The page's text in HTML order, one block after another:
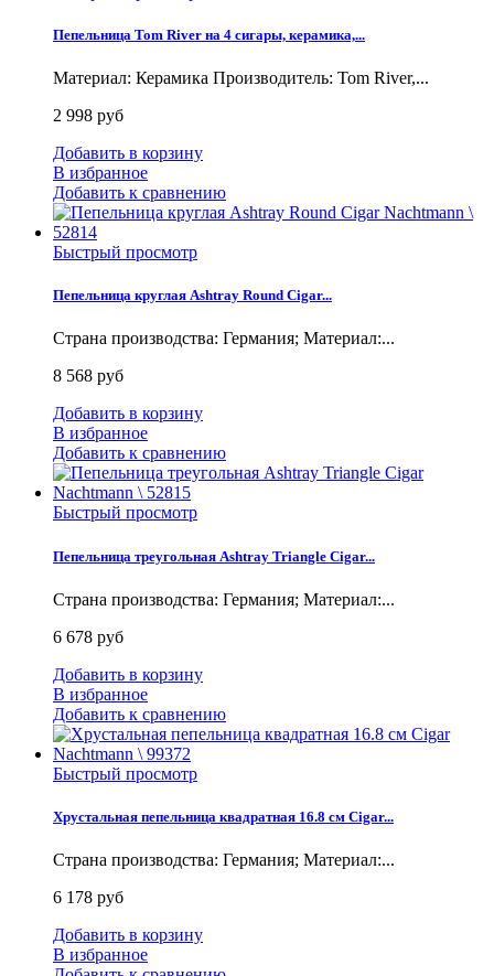
Пепельница Tom River на 4 сигары, керамика,...
Материал: Керамика Производитель: Tom River,...
2 998 руб
Добавить в корзину
В избранное
Добавить к сравнению
Быстрый просмотр
Пепельница круглая Ashtray Round Cigar...
Страна производства: Германия; Материал:...
8 568 руб
Добавить в корзину
В избранное
Добавить к сравнению
Быстрый просмотр
Пепельница треугольная Ashtray Triangle Cigar...
Страна производства: Германия; Материал:...
6 678 руб
Добавить в корзину
В избранное
Добавить к сравнению
Быстрый просмотр
Хрустальная пепельница квадратная 16.8 см Cigar...
Страна производства: Германия; Материал:...
6 178 руб
Добавить в корзину
В избранное